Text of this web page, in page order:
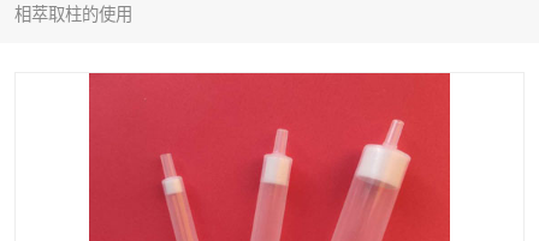
相萃取柱的使用
固相萃取柱
SPE填料
过滤器/滤膜